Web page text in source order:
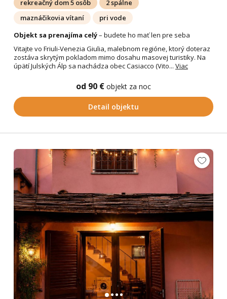
rekreačný dom 5 osôb
2 spálne
maznáčikovia vítaní
pri vode
Objekt sa prenajíma celý– budete ho mať len pre seba
Vitajte vo Friuli-Venezia Giulia, malebnom regióne, ktorý doteraz
zostáva skrytým pokladom mimo dosahu masovej turistiky. Na
úpätí Julských Álp sa nachádza obec Casiacco (Vito... Viac
od 90 € objekt za noc
Detail objektu